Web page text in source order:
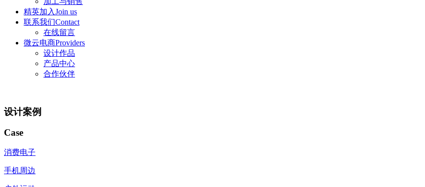
精英加入Join us
联系我们Contact
在线留言
微云电商Providers
设计作品
产品中心
合作伙伴
设计案例
Case
消费电子
手机周边